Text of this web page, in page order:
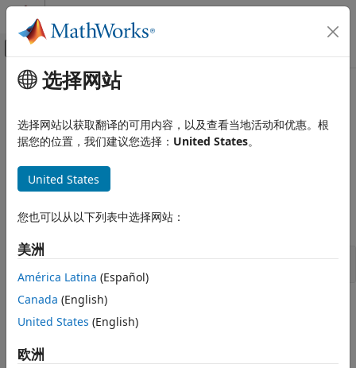
跳到内容
画布外导航菜单切换
文档主页
FPGA、ASIC 和 SoC 开发
嵌入式实现
MATLAB 和 Simulink 中的定点数学运算
Simulink 中的定点矩阵运算
查找表优化
集成外部代码
定点代码生成
主要内容
集成外部代码
使用自定义定点 S-Function 的外部代码集成
函数
全部展开
用于自定义定点 S-Function 的 API
主题
Lists the data types supported by the API and discusses the
选择网站
选择网站以获取翻译的可用内容，以及查看当地活动和优惠。根
据您的位置，我们建议您选择： United States。
United States
您也可以从以下列表中选择网站：
美洲
América Latina (Español)
Canada (English)
United States (English)
欧洲